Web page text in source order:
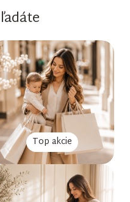
Top akcie